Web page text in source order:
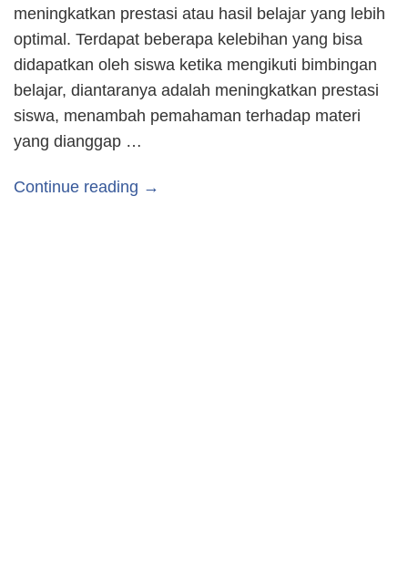
meningkatkan prestasi atau hasil belajar yang lebih
optimal. Terdapat beberapa kelebihan yang bisa
didapatkan oleh siswa ketika mengikuti bimbingan
belajar, diantaranya adalah meningkatkan prestasi
siswa, menambah pemahaman terhadap materi
yang dianggap …
Continue reading →